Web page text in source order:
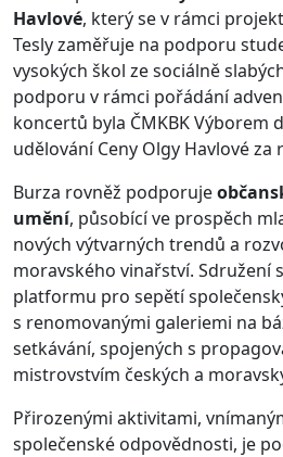
Havlové, který se v rámci
Tesly zaměřuje na podporu
vysokých škol ze sociálně
podporu v rámci pořádání
koncertů byla ČMKBK Výborem
udělování Ceny Olgy Havlové za
Burza rovněž podporuje
umění, působící ve prospěch
nových výtvarných trendů a
moravského vinařství. Sdružení
platformu pro sepětí
s renomovanými galeriemi na
setkávání, spojených s
mistrovstvím českých a
Přirozenými aktivitami,
společenské odpovědnosti, je